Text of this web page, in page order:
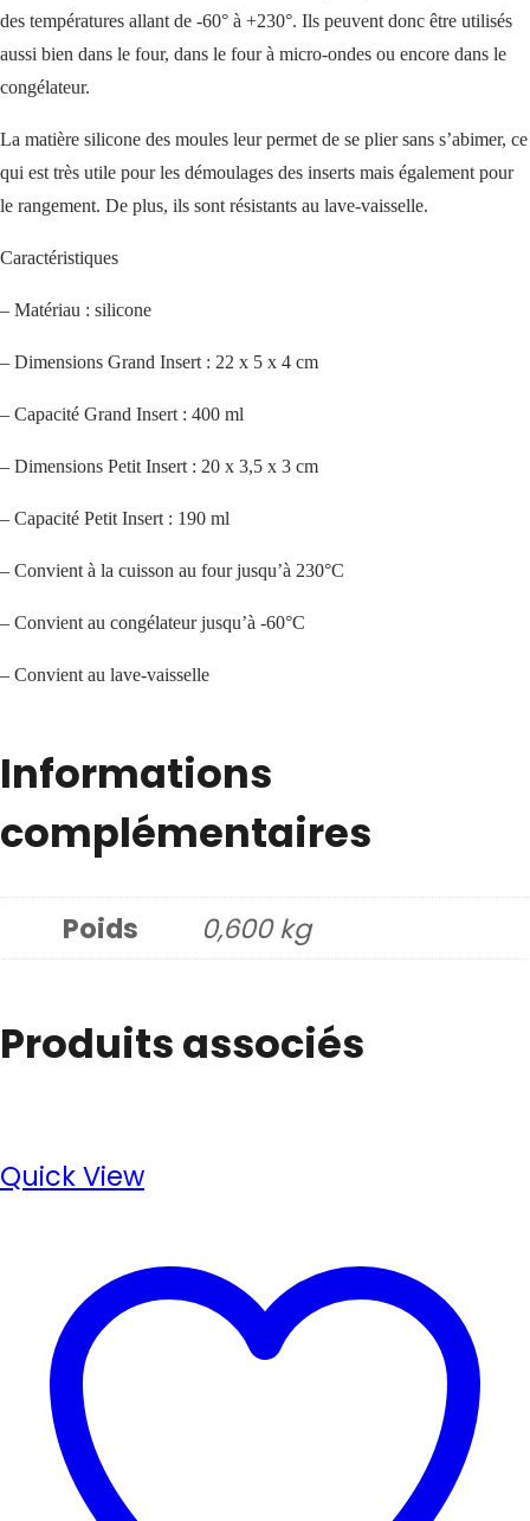
des températures allant de -60° à +230°. Ils peuvent donc être utilisés
aussi bien dans le four, dans le four à micro-ondes ou encore dans le
congélateur.
La matière silicone des moules leur permet de se plier sans s’abimer, ce
qui est très utile pour les démoulages des inserts mais également pour
le rangement. De plus, ils sont résistants au lave-vaisselle.
Caractéristiques
– Matériau : silicone
– Dimensions Grand Insert : 22 x 5 x 4 cm
– Capacité Grand Insert : 400 ml
– Dimensions Petit Insert : 20 x 3,5 x 3 cm
– Capacité Petit Insert : 190 ml
– Convient à la cuisson au four jusqu’à 230°C
– Convient au congélateur jusqu’à -60°C
– Convient au lave-vaisselle
Informations
complémentaires
Poids 0,600 kg
Produits associés
Quick View